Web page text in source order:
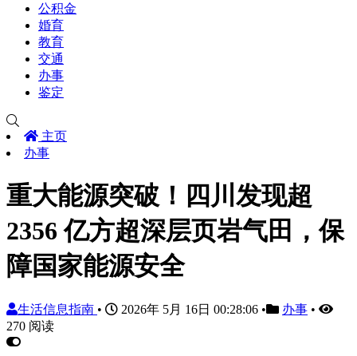
公积金
婚育
教育
交通
办事
鉴定
主页
办事
重大能源突破！四川发现超
2356 亿方超深层页岩气田，保
障国家能源安全
生活信息指南 • 2026年 5月 16日 00:28:06 • 办事 •
270 阅读